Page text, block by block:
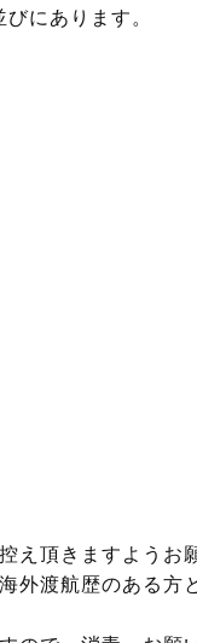
にあります。
え頂きますようお
外渡航歴のある方